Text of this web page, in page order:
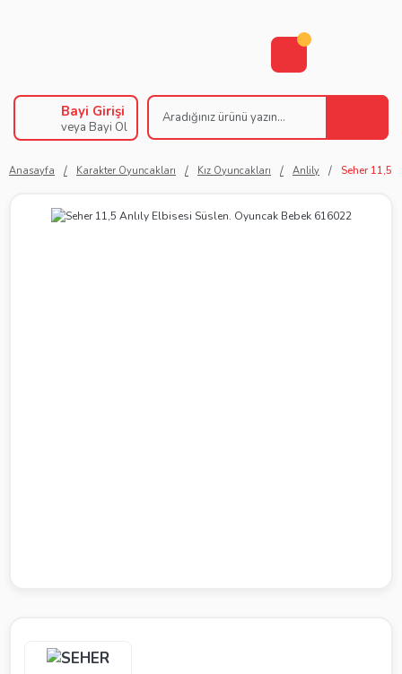
Bayi Girişi
veya Bayi Ol
Anasayfa Karakter Oyuncakları Kız Oyuncakları Anlily Seher 11,5